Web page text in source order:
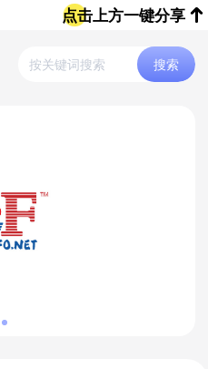
点击上方一键分享
搜索